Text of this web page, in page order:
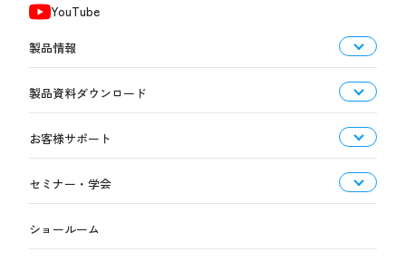
YouTube
製品情報
製品資料ダウンロード
お客様サポート
セミナー・学会
ショールーム